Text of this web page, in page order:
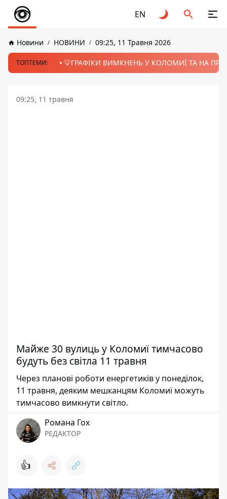
EN
Новини НОВИНИ 09:25, 11 Травня 2026
ТОПТЕМИ: 💡ГРАФІКИ ВИМКНЕНЬ У КОЛОМИЇ ТА НА
09:25, 11 травня
Майже 30 вулиць у Коломиї тимчасово
будуть без світла 11 травня
Через планові роботи енергетиків у понеділок,
11 травня, деяким мешканцям Коломиї можуть
тимчасово вимкнути світло.
Романа Гох
РЕДАКТОР
👍